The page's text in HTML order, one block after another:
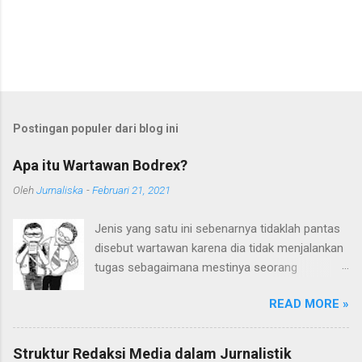
Postingan populer dari blog ini
Apa itu Wartawan Bodrex?
OlehJurnaliska -Februari 21, 2021
Jenis yang satu ini sebenarnya tidaklah pantas
disebut wartawan karena dia tidak menjalankan
tugas sebagaimana mestinya seorang
terlanjur digunakan karena mereka sering kali
mengaku sebagai wartawan. Ditambah lagi
kedekatan pergaulan mereka dengan kalangan
READ MORE »
Struktur Redaksi Media dalam Jurnalistik